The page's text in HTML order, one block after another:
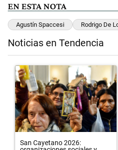
EN ESTA NOTA
Agustín Spaccesi Rodrigo De
Noticias en Tendencia
Un artículo de tendencia con el
San Cayetano 2026: